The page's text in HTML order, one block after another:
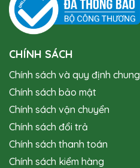
CHÍNH SÁCH
Chính sách và quy định chung
Chính sách bảo mật
Chính sách vận chuyển
Chính sách đổi trả
Chính sách thanh toán
Chính sách kiểm hàng